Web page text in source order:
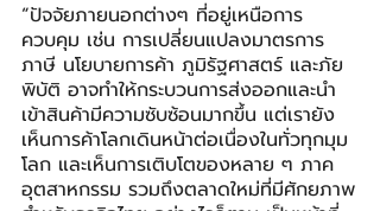
“ปัจจัยภายนอกต่างๆ ที่อยู่เหนือการ
ควบคุม เช่น การเปลี่ยนแปลงมาตรการ
ภาษี นโยบายการค้า ภูมิรัฐศาสตร์ และภัย
พิบัติ อาจทำให้กระบวนการส่งออกและนำ
เข้าสินค้ามีความซับซ้อนมากขึ้น แต่เรายัง
เห็นการค้าโลกเดินหน้าต่อเนื่องในทั่วทุกมุม
โลก และเห็นการเติบโตของหลาย ๆ ภาค
อุตสาหกรรม รวมถึงตลาดใหม่ที่มีศักยภาพ